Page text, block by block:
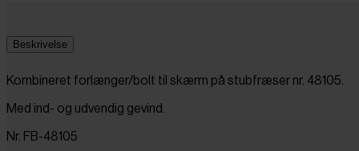
Beskrivelse
Kombineret forlænger/bolt til skærm på stubfræser nr. 48105.
Med ind- og udvendig gevind.
Nr. FB-48105